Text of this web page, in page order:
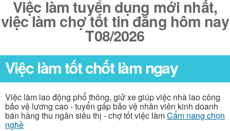
Việc làm tuyển dụng mới nhất,
việc làm chợ tốt tin đăng hôm nay
T08/2026
Việc làm tốt chốt làm ngay
Việc làm lao động phổ thông, giử xe giúp việc nhà lao công
bảo vệ lương cao - tuyển gấp bảo vệ nhân viên kinh doanh
bán hàng thu ngân siêu thị - chợ tốt việc làmCẩm nang chọn
nghề